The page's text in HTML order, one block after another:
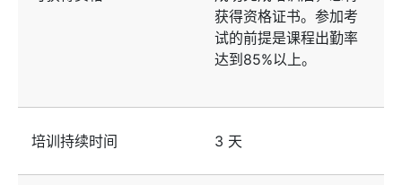
获得资格证书。参加考
试的前提是课程出勤率
达到85%以上。
培训持续时间 3 天